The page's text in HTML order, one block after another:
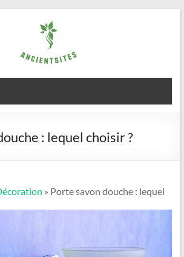
: lequel choisir ?
» Porte savon douche : lequel